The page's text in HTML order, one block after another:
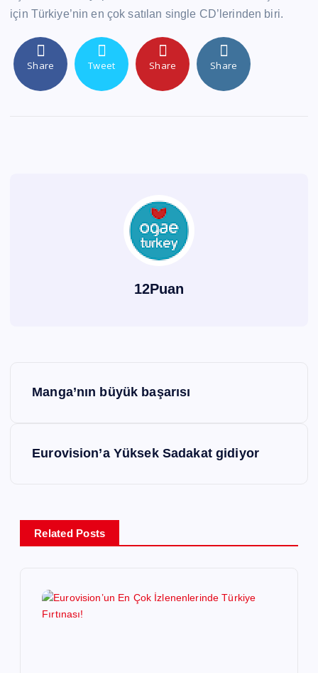
için Türkiye’nin en çok satılan single CD’lerinden biri.
Share Tweet Share Share
12Puan
g
e
Manga’nın büyük başarısı
Eurovision’a Yüksek Sadakat gidiyor
Related Posts